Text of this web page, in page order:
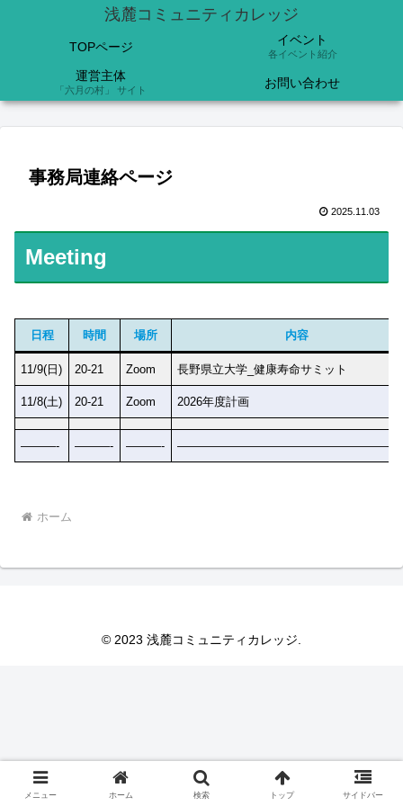
浅麓コミュニティカレッジ
TOPページ イベント
各イベント紹介
運営主体
「六月の村」 サイト お問い合わせ
事務局連絡ページ
2025.11.03
Meeting
日程 時間 場所 内容
11/9(日) 20-21 Zoom 長野県立大学_健康寿命サミット
11/8(土) 20-21 Zoom 2026年度計画
———- ———- ———-
ホーム
© 2023 浅麓コミュニティカレッジ.
メニュー ホーム 検索 トップ サイドバー